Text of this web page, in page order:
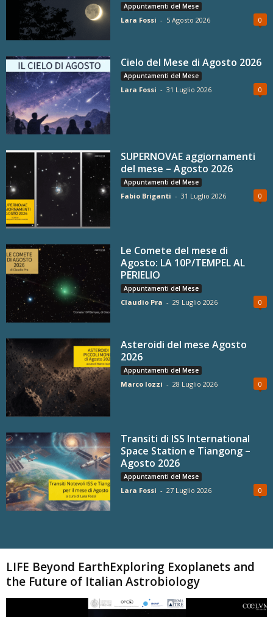
Appuntamenti del Mese
Lara Fossi - 5 Agosto 2026 0
Cielo del Mese di Agosto 2026
Appuntamenti del Mese
Lara Fossi - 31 Luglio 2026 0
SUPERNOVAE aggiornamenti
del mese – Agosto 2026
Appuntamenti del Mese
Fabio Briganti - 31 Luglio 2026 0
Le Comete del mese di
Agosto: LA 10P/TEMPEL AL
PERIELIO
Appuntamenti del Mese
Claudio Pra - 29 Luglio 2026 0
Asteroidi del mese Agosto
2026
Appuntamenti del Mese
Marco Iozzi - 28 Luglio 2026 0
Transiti di ISS International
Space Station e Tiangong –
Agosto 2026
Appuntamenti del Mese
Lara Fossi - 27 Luglio 2026 0
LIFE Beyond EarthExploring Exoplanets and
the Future of Italian Astrobiology